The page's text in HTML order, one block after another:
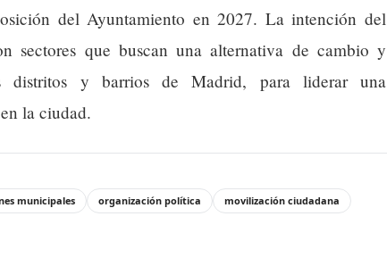
del Ayuntamiento en 2027. La intención del
sectores que buscan una alternativa de cambio y
distritos y barrios de Madrid, para liderar una
la ciudad.
municipales organización política movilización ciudadana